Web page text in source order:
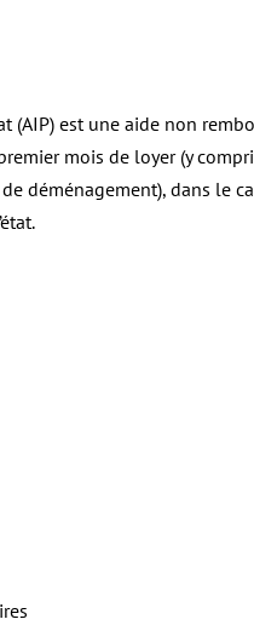
(AIP) est une aide non
mois de loyer (y
déménagement), dans le